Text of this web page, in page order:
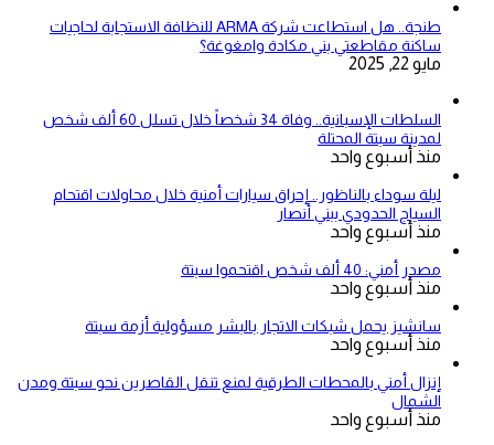
طنجة.. هل استطاعت شركة ARMA للنظافة الاستجابة لحاجيات
ساكنة مقاطعتي بني مكادة وامغوغة؟
مايو 22, 2025
السلطات الإسبانية.. وفاة 34 شخصاً خلال تسلل 60 ألف شخص
لمدينة سبتة المحتلة
منذ أسبوع واحد
ليلة سوداء بالناظور.. إحراق سيارات أمنية خلال محاولات اقتحام
السياج الحدودي ببني أنصار
منذ أسبوع واحد
مصدر أمني: 40 ألف شخص اقتحموا سبتة
منذ أسبوع واحد
سانشيز يحمل شبكات الاتجار بالبشر مسؤولية أزمة سبتة
منذ أسبوع واحد
إنزال أمني بالمحطات الطرقية لمنع تنقل القاصرين نحو سبتة ومدن
الشمال
منذ أسبوع واحد